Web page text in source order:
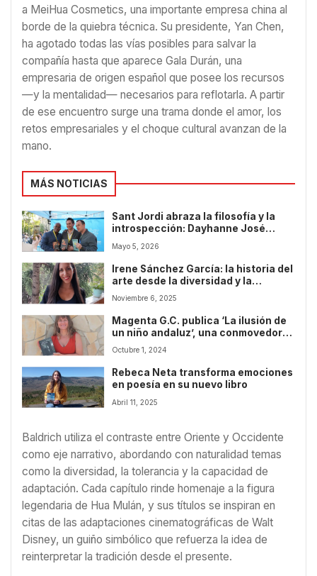
a MeiHua Cosmetics, una importante empresa china al
borde de la quiebra técnica. Su presidente, Yan Chen,
ha agotado todas las vías posibles para salvar la
compañía hasta que aparece Gala Durán, una
empresaria de origen español que posee los recursos
—y la mentalidad— necesarios para reflotarla. A partir
de ese encuentro surge una trama donde el amor, los
retos empresariales y el choque cultural avanzan de la
mano.
MÁS NOTICIAS
Sant Jordi abraza la filosofía y la
introspección: Dayhanne José
Ureña presenta “Hamartía”
Mayo 5, 2026
Irene Sánchez García: la historia del
arte desde la diversidad y la
sensibilidad
Noviembre 6, 2025
Magenta G.C. publica ‘La ilusión de
un niño andaluz’, una conmovedora
historia de trauma y sanación
intergeneracional
Octubre 1, 2024
Rebeca Neta transforma emociones
en poesía en su nuevo libro
Abril 11, 2025
Baldrich utiliza el contraste entre Oriente y Occidente
como eje narrativo, abordando con naturalidad temas
como la diversidad, la tolerancia y la capacidad de
adaptación. Cada capítulo rinde homenaje a la figura
legendaria de Hua Mulán, y sus títulos se inspiran en
citas de las adaptaciones cinematográficas de Walt
Disney, un guiño simbólico que refuerza la idea de
reinterpretar la tradición desde el presente.